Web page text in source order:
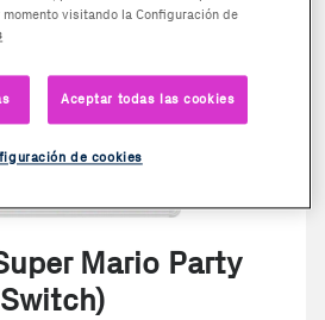
Mario Party
visitando la Configuración de
Aceptar todas las cookies
de cookies